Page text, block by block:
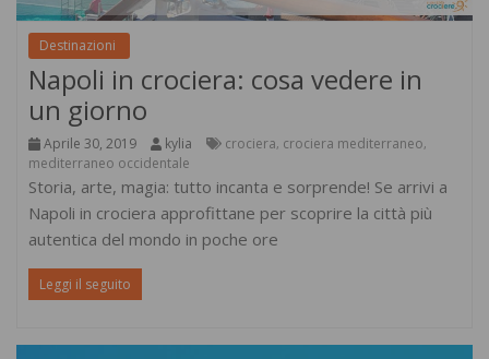
Destinazioni
Napoli in crociera: cosa vedere in
un giorno
Aprile 30, 2019 kylia crociera, crociera mediterraneo,
mediterraneo occidentale
Storia, arte, magia: tutto incanta e sorprende! Se arrivi a
Napoli in crociera approfittane per scoprire la città più
autentica del mondo in poche ore
Leggi il seguito